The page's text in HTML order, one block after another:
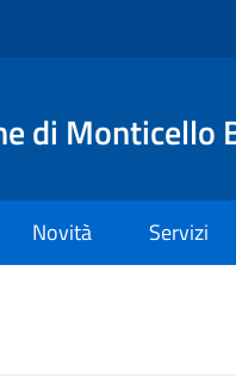
di Monticello
Novità Servizi